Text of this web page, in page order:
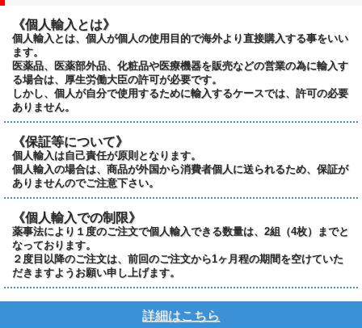
《個人輸入とは》
個人輸入とは、個人が個人の使用目的で海外より直接購入する事をいい
ます。
医薬品、医薬部外品、化粧品や医療機器を販売などの営業の為に輸入す
る場合は、厚生労働大臣の許可が必要です。
しかし、個人が自分で使用するために輸入するケースでは、許可の必要
ありません。
《保証等について》
個人輸入は自己責任が原則となります。
個人輸入の場合は、商品が外国から消費者個人に送られるため、保証が
ありませんのでご注意下さい。
《個人輸入での制限》
薬事法により１度のご注文で個人輸入できる数量は、2組（4枚）までと
なっております。
２度目以降のご注文は、前回のご注文から1ヶ月程の期間を空けていた
だきますようお願い申し上げます。
詳細はこちら